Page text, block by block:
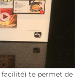
facilité) te permet de